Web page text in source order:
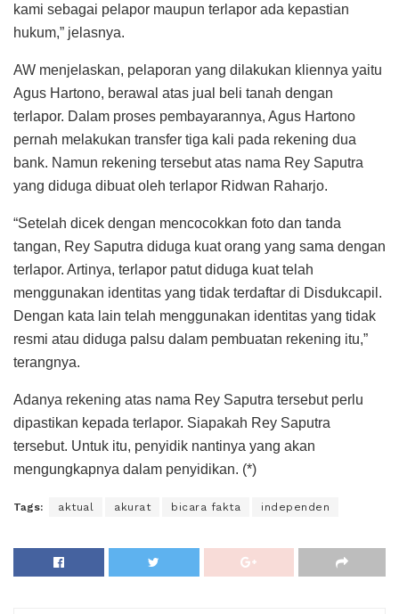
kami sebagai pelapor maupun terlapor ada kepastian
hukum,” jelasnya.
AW menjelaskan, pelaporan yang dilakukan kliennya yaitu
Agus Hartono, berawal atas jual beli tanah dengan
terlapor. Dalam proses pembayarannya, Agus Hartono
pernah melakukan transfer tiga kali pada rekening dua
bank. Namun rekening tersebut atas nama Rey Saputra
yang diduga dibuat oleh terlapor Ridwan Raharjo.
“Setelah dicek dengan mencocokkan foto dan tanda
tangan, Rey Saputra diduga kuat orang yang sama dengan
terlapor. Artinya, terlapor patut diduga kuat telah
menggunakan identitas yang tidak terdaftar di Disdukcapil.
Dengan kata lain telah menggunakan identitas yang tidak
resmi atau diduga palsu dalam pembuatan rekening itu,”
terangnya.
Adanya rekening atas nama Rey Saputra tersebut perlu
dipastikan kepada terlapor. Siapakah Rey Saputra
tersebut. Untuk itu, penyidik nantinya yang akan
mengungkapnya dalam penyidikan. (*)
Tags: aktual akurat bicara fakta independen